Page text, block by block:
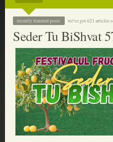
recently featured posts we've got 621 articles
Seder Tu BiShvat